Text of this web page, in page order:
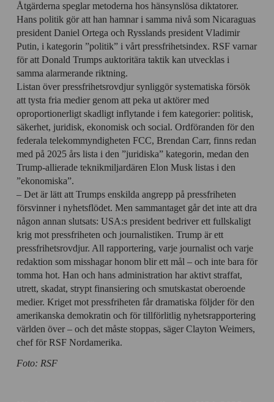
Åtgärderna speglar metoderna hos hänsynslösa diktatorer.
Hans politik gör att han hamnar i samma nivå som Nicaraguas
president Daniel Ortega och Rysslands president Vladimir
Putin, i kategorin ”politik” i vårt pressfrihetsindex. RSF varnar
för att Donald Trumps auktoritära taktik kan utvecklas i
samma alarmerande riktning.
Listan över pressfrihetsrovdjur synliggör systematiska försök
att tysta fria medier genom att peka ut aktörer med
oproportionerligt skadligt inflytande i fem kategorier: politisk,
säkerhet, juridisk, ekonomisk och social. Ordföranden för den
federala telekommyndigheten FCC, Brendan Carr, finns redan
med på 2025 års lista i den ”juridiska” kategorin, medan den
Trump-allierade teknikmiljardären Elon Musk listas i den
”ekonomiska”.
– Det är lätt att Trumps enskilda angrepp på pressfriheten
försvinner i nyhetsflödet. Men sammantaget går det inte att dra
någon annan slutsats: USA:s president bedriver ett fullskaligt
krig mot pressfriheten och journalistiken. Trump är ett
pressfrihetsrovdjur. All rapportering, varje journalist och varje
redaktion som misshagar honom blir ett mål – och inte bara för
tomma hot. Han och hans administration har aktivt straffat,
utrett, skadat, strypt finansiering och smutskastat oberoende
medier. Kriget mot pressfriheten får dramatiska följder för den
amerikanska demokratin och för tillförlitlig nyhetsrapportering
världen över – och det måste stoppas, säger Clayton Weimers,
chef för RSF Nordamerika.
Foto: RSF